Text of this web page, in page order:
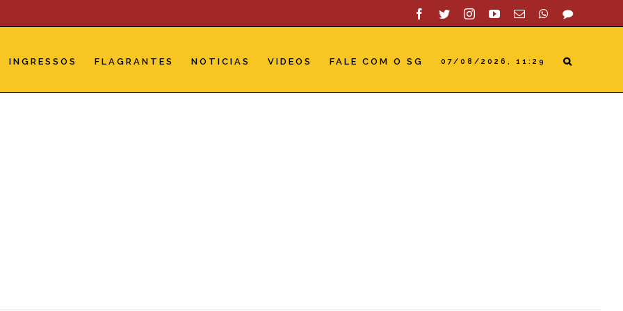
Facebook
TwitterInstagramYouTube
Email WhatsApp
SAC
INGRESSOS FLAGRANTES NOTICIAS VIDEOS FALE COM O SG 07/08/2026, 11:29